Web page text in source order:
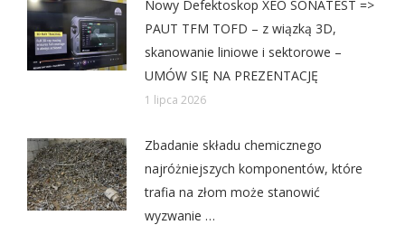
Nowy Defektoskop XEO SONATEST =>
PAUT TFM TOFD – z wiązką 3D,
skanowanie liniowe i sektorowe –
UMÓW SIĘ NA PREZENTACJĘ
1 lipca 2026
Zbadanie składu chemicznego
najróżniejszych komponentów, które
trafia na złom może stanowić
wyzwanie …